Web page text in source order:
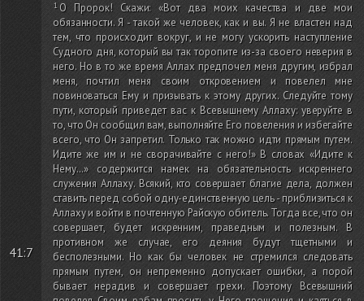
41:7
О Пророк! Скажи: «Вот два моих качества и две мои
обязанности. Я - такой же человек, как и вы. Я не властен над
тем, что происходит вокруг, и не могу ускорить наступление
Судного дня, который вы так торопите из-за своего неверия в
него. Но в то же время Аллах предпочел меня другим, избрал
меня, почтил меня своим откровением и повелел мне
повиноваться Ему и призывать к этому других. Следуйте тому
пути, который приведет вас к Всевышнему Аллаху: уверуйте в
то, что Он сообщил вам, выполняйте Его повеления и избегайте
всего, что Он запретил. Только так можно идти прямым путем.
Идите же им и не сворачивайте с него!» В словах «Идите к
Нему…» содержится намек на обязательность искреннего
служения Аллаху. Всякий, кто совершает благие дела, должен
ставить перед собой одну-единственную цель - приблизиться к
Аллаху и войти в почтенную Райскую обитель. Тогда все, что он
совершает, будет искренним, праведным и полезным. В
противном же случае, его деяния будут тщетными и
бесполезными. Но как бы человек не стремился следовать
прямым путем, он непременно допускает ошибки, а порой
бывает нерадив и совершает грехи. Поэтому Всевышний